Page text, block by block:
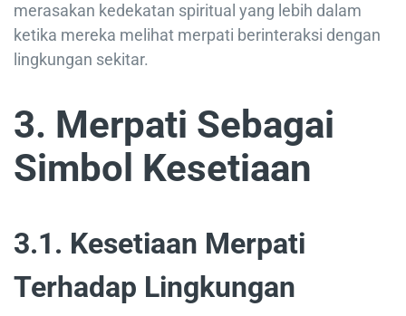
merasakan kedekatan spiritual yang lebih dalam
ketika mereka melihat merpati berinteraksi dengan
lingkungan sekitar.
3. Merpati Sebagai
Simbol Kesetiaan
3.1. Kesetiaan Merpati
Terhadap Lingkungan